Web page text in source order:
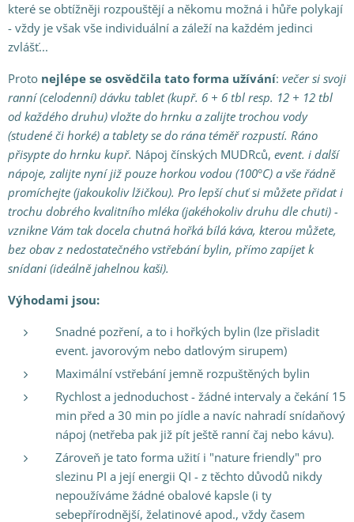
které se obtížněji rozpouštějí a někomu možná i hůře polykají
- vždy je však vše individuální a záleží na každém jedinci
zvlášť...
Proto nejlépe se osvědčila tato forma užívání: večer si svoji
ranní (celodenní) dávku tablet (kupř. 6 + 6 tbl resp. 12 + 12 tbl
od každého druhu) vložte do hrnku a zalijte trochou vody
(studené či horké) a tabletyse do rána téměř rozpustí. Ráno
přisypte do hrnku kupř. Nápoj čínských MUDRců, event. i další
nápoje, zalijte nyní již pouze horkou vodou (100°C) a vše řádně
promíchejte (jakoukoliv lžičkou). Pro lepší chuť si můžete přidat i
trochu dobrého kvalitního mléka (jakéhokoliv druhu dle chuti) -
vznikne Vám tak docela chutná hořká bílá káva, kterou můžete,
bez obav z nedostatečného vstřebání bylin, přímo zapíjet k
snídani (ideálně jahelnou kaši).
Výhodami jsou:
Snadné pozření, a to i hořkých bylin (lze přisladit
event. javorovým nebo datlovým sirupem)
Maximální vstřebání jemně rozpuštěných bylin
Rychlost a jednoduchost - žádné intervaly a čekání 15
min před a 30 min po jídle a navíc nahradí snídaňový
nápoj (netřeba pak již pít ještě ranní čaj nebo kávu).
Zároveň je tato forma užití i "nature friendly" pro
slezinu PI a její energii QI - z těchto důvodů nikdy
nepoužíváme žádné obalové kapsle (i ty
sebepřírodnější, želatinové apod., vždy časem